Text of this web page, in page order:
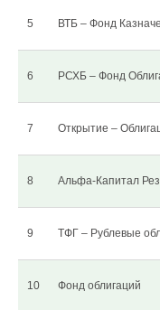
5 ВТБ – Фонд
6 РСХБ – Фонд
7 Открытие –
8 Альфа-Капитал
9 ТФГ – Рублевые
10 Фонд облигаций